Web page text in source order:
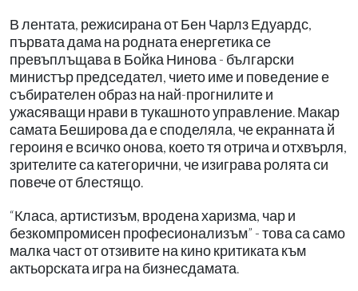
В лентата, режисирана от Бен Чарлз Едуардс,
първата дама на родната енергетика се
превъплъщава в Бойка Нинова - български
министър председател, чието име и поведение е
събирателен образ на най-прогнилите и
ужасяващи нрави в тукашното управление. Макар
самата Беширова да е споделяла, че екранната й
героиня е всичко онова, което тя отрича и отхвърля,
зрителите са категорични, че изиграва ролята си
повече от блестящо.
“Класа, артистизъм, вродена харизма, чар и
безкомпромисен професионализъм” - това са само
малка част от отзивите на кино критиката към
актьорската игра на бизнесдамата.